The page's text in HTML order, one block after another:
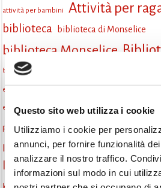
Questo sito web utilizza i cookie
Utilizziamo i cookie per
annunci, per fornire funzionalità
analizzare il nostro traffico.
informazioni sul modo in cui
attività per bambini Attività per
biblioteca biblioteca di Monselice
biblioteca Monselice
biblioteca San Biagio Monselice
eventi biblioteca eventi culturali
eventi in biblioteca eventi Monselice eventi per
Fiaccole della lettura gratuito gruppo
Informazioni laboratori creativi laboratorio
lettura ad alta voce lettura condivisa